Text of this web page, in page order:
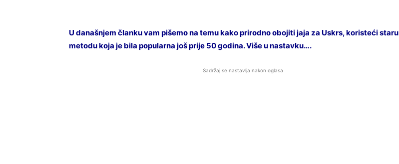
U današnjem članku vam pišemo na temu kako prirodno obojiti jaja za Uskrs, koristeći staru
metodu koja je bila popularna još prije 50 godina. Više u nastavku….
Sadržaj se nastavlja nakon oglasa